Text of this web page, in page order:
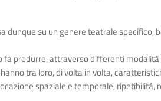
dunque su un genere teatrale specifico,
fa produrre, attraverso differenti
tra loro, di volta in volta,
spaziale e temporale, ripetibilità,